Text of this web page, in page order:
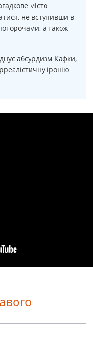
місто
не вступивши в
а також
абсурдизм Кафки,
іронію